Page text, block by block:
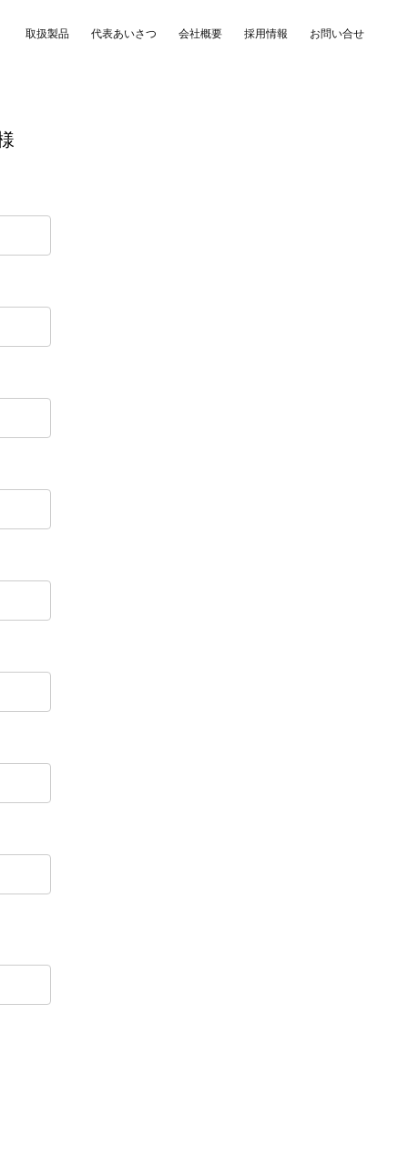
取扱製品 代表あいさつ 会社概要 採用情報 お問い合せ